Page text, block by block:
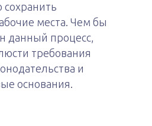
сохранить
места. Чем бы
данный процесс,
требования
и
основания.